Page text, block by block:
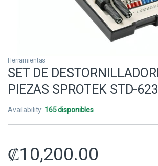
Herramientas
SET DE
PIEZAS SPROTEK STD-
Availability: 165 disponibles
₡10,200.00